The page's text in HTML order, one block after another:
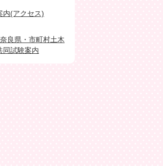
内(アクセス)
良県・市町村土木
同試験案内